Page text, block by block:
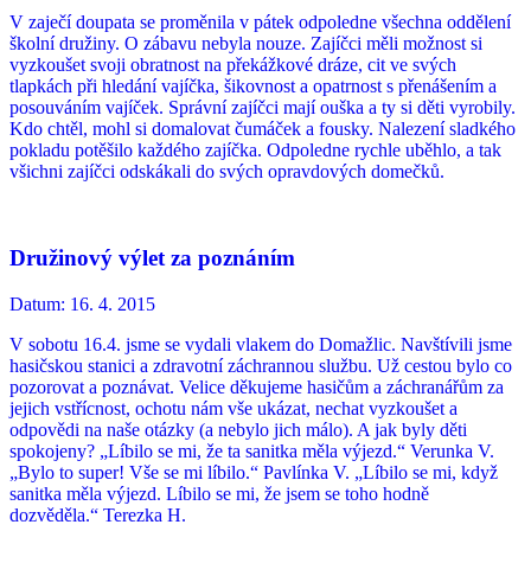
V zaječí doupata se proměnila v pátek odpoledne všechna oddělení
školní družiny. O zábavu nebyla nouze. Zajíčci měli možnost si
vyzkoušet svoji obratnost na překážkové dráze, cit ve svých
tlapkách při hledání vajíčka, šikovnost a opatrnost s přenášením a
posouváním vajíček. Správní zajíčci mají ouška a ty si děti vyrobily.
Kdo chtěl, mohl si domalovat čumáček a fousky. Nalezení sladkého
pokladu potěšilo každého zajíčka. Odpoledne rychle uběhlo, a tak
všichni zajíčci odskákali do svých opravdových domečků.
Družinový výlet za poznáním
Datum: 16. 4. 2015
V sobotu 16.4. jsme se vydali vlakem do Domažlic. Navštívili jsme
hasičskou stanici a zdravotní záchrannou službu. Už cestou bylo co
pozorovat a poznávat. Velice děkujeme hasičům a záchranářům za
jejich vstřícnost, ochotu nám vše ukázat, nechat vyzkoušet a
odpovědi na naše otázky (a nebylo jich málo). A jak byly děti
spokojeny? „Líbilo se mi, že ta sanitka měla výjezd.“ Verunka V.
„Bylo to super! Vše se mi líbilo.“ Pavlínka V. „Líbilo se mi, když
sanitka měla výjezd. Líbilo se mi, že jsem se toho hodně
dozvěděla.“ Terezka H.